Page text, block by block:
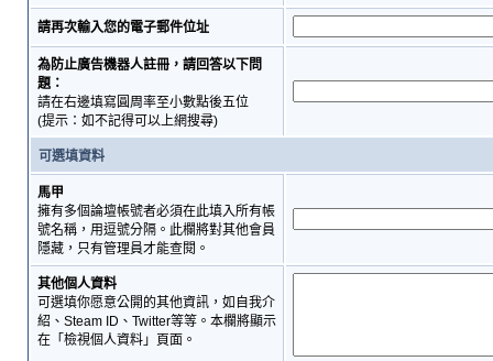
請再次輸入您的電子郵件位址
為防止廣告機器人註冊，請回答以下問
題：
請在右邊填寫圓周率至小數點後五位
(提示：如不記得可以上網搜尋)
可選填資料
馬甲
擁有多個論壇帳號者必須在此填入所有帳
號名稱，用逗號分隔。此欄將對其他會員
隱藏，只有管理員才能查閱。
其他個人資料
可選填你愿意公開的其他資訊，如自我介
紹、Steam ID、Twitter等等。本欄將顯示
在「檢視個人資料」頁面。